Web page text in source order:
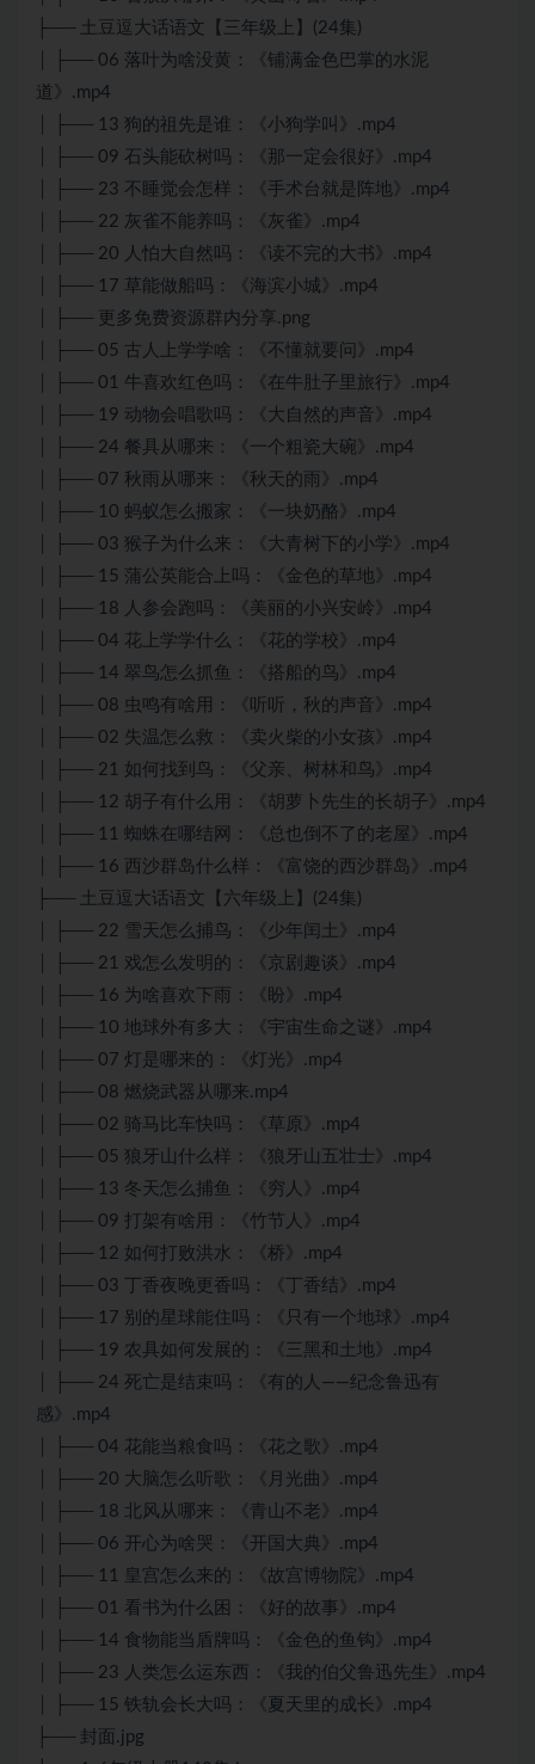
├── 土豆逗大话语文【三年级上】(24集)
│ ├── 06 落叶为啥没黄：《铺满金色巴掌的水泥
道》.mp4
│ ├── 13 狗的祖先是谁：《小狗学叫》.mp4
│ ├── 09 石头能砍树吗：《那一定会很好》.mp4
│ ├── 23 不睡觉会怎样：《手术台就是阵地》.mp4
│ ├── 22 灰雀不能养吗：《灰雀》.mp4
│ ├── 20 人怕大自然吗：《读不完的大书》.mp4
│ ├── 17 草能做船吗：《海滨小城》.mp4
│ ├── 更多免费资源群内分享.png
│ ├── 05 古人上学学啥：《不懂就要问》.mp4
│ ├── 01 牛喜欢红色吗：《在牛肚子里旅行》.mp4
│ ├── 19 动物会唱歌吗：《大自然的声音》.mp4
│ ├── 24 餐具从哪来：《一个粗瓷大碗》.mp4
│ ├── 07 秋雨从哪来：《秋天的雨》.mp4
│ ├── 10 蚂蚁怎么搬家：《一块奶酪》.mp4
│ ├── 03 猴子为什么来：《大青树下的小学》.mp4
│ ├── 15 蒲公英能合上吗：《金色的草地》.mp4
│ ├── 18 人参会跑吗：《美丽的小兴安岭》.mp4
│ ├── 04 花上学学什么：《花的学校》.mp4
│ ├── 14 翠鸟怎么抓鱼：《搭船的鸟》.mp4
│ ├── 08 虫鸣有啥用：《听听，秋的声音》.mp4
│ ├── 02 失温怎么救：《卖火柴的小女孩》.mp4
│ ├── 21 如何找到鸟：《父亲、树林和鸟》.mp4
│ ├── 12 胡子有什么用：《胡萝卜先生的长胡子》.mp4
│ ├── 11 蜘蛛在哪结网：《总也倒不了的老屋》.mp4
│ ├── 16 西沙群岛什么样：《富饶的西沙群岛》.mp4
├── 土豆逗大话语文【六年级上】(24集)
│ ├── 22 雪天怎么捕鸟：《少年闰土》.mp4
│ ├── 21 戏怎么发明的：《京剧趣谈》.mp4
│ ├── 16 为啥喜欢下雨：《盼》.mp4
│ ├── 10 地球外有多大：《宇宙生命之谜》.mp4
│ ├── 07 灯是哪来的：《灯光》.mp4
│ ├── 08 燃烧武器从哪来.mp4
│ ├── 02 骑马比车快吗：《草原》.mp4
│ ├── 05 狼牙山什么样：《狼牙山五壮士》.mp4
│ ├── 13 冬天怎么捕鱼：《穷人》.mp4
│ ├── 09 打架有啥用：《竹节人》.mp4
│ ├── 12 如何打败洪水：《桥》.mp4
│ ├── 03 丁香夜晚更香吗：《丁香结》.mp4
│ ├── 17 别的星球能住吗：《只有一个地球》.mp4
│ ├── 19 农具如何发展的：《三黑和土地》.mp4
│ ├── 24 死亡是结束吗：《有的人——纪念鲁迅有
感》.mp4
│ ├── 04 花能当粮食吗：《花之歌》.mp4
│ ├── 20 大脑怎么听歌：《月光曲》.mp4
│ ├── 18 北风从哪来：《青山不老》.mp4
│ ├── 06 开心为啥哭：《开国大典》.mp4
│ ├── 11 皇宫怎么来的：《故宫博物院》.mp4
│ ├── 01 看书为什么困：《好的故事》.mp4
│ ├── 14 食物能当盾牌吗：《金色的鱼钩》.mp4
│ ├── 23 人类怎么运东西：《我的伯父鲁迅先生》.mp4
│ ├── 15 铁轨会长大吗：《夏天里的成长》.mp4
├── 封面.jpg